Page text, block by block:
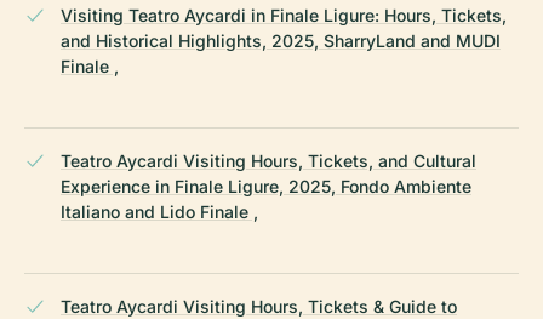
Visiting Teatro Aycardi in Finale Ligure: Hours, Tickets,
and Historical Highlights, 2025, SharryLand and MUDI
Finale ,
Teatro Aycardi Visiting Hours, Tickets, and Cultural
Experience in Finale Ligure, 2025, Fondo Ambiente
Italiano and Lido Finale ,
Teatro Aycardi Visiting Hours, Tickets & Guide to